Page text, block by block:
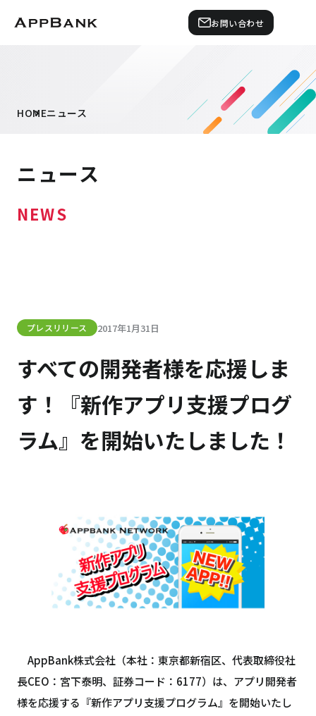
お問い合わせ
HOMEニュース
ニュース
NEWS
プレスリリース 2017年1月31日
すべての開発者様を応援しま
す！『新作アプリ支援プログ
ラム』を開始いたしました！
AppBank株式会社（本社：東京都新宿区、代表取締役社
長CEO：宮下泰明、証券コード：6177）は、アプリ開発者
様を応援する『新作アプリ支援プログラム』を開始いたし